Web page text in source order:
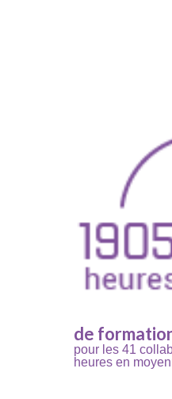
de
pour les 41
heures en